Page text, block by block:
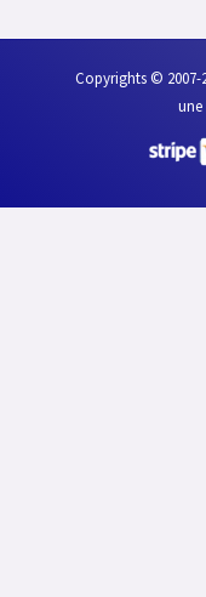
Copyrights © 2007-
une